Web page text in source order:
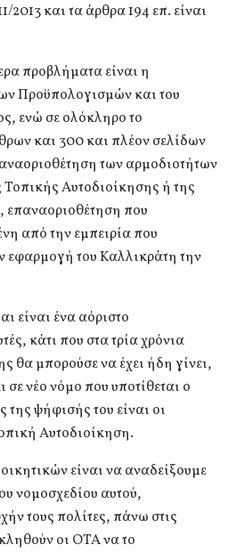
2013 και τα άρθρα 194 επ. είναι
προβλήματα είναι η
Προϋπολογισμών και του
ενώ σε ολόκληρο το
και 300 και πλέον σελίδων
των αρμοδιοτήτων
Αυτοδιοίκησης ή της
επαναοριοθέτηση που
από την εμπειρία που
εφαρμογή του Καλλικράτη την
είναι ένα αόριστο
κάτι που στα τρία χρόνια
θα μπορούσε να έχει ήδη γίνει,
νέο νόμο που υποτίθεται ο
ψήφισής του είναι οι
Αυτοδιοίκηση.
είναι να αναδείξουμε
νομοσχεδίου αυτού,
τους πολίτες, πάνω στις
οι ΟΤΑ να το